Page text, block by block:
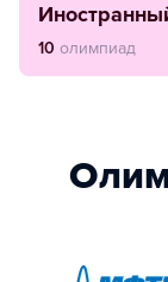
10 олимпиад